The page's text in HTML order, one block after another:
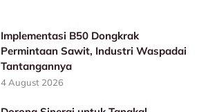
Implementasi B50 Dongkrak
Permintaan Sawit, Industri Waspadai
Tantangannya
4 August 2026